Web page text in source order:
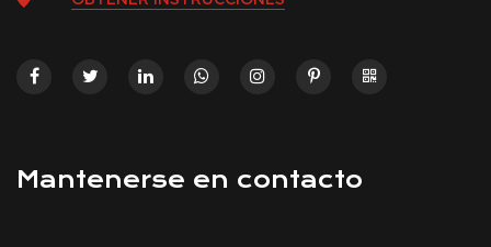
Mantenerse en contacto